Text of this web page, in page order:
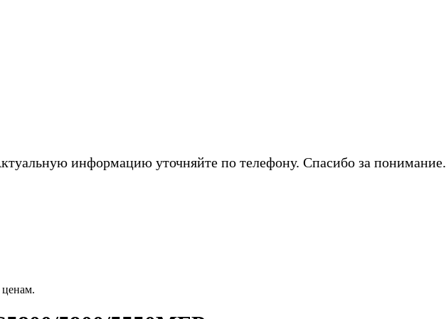
информацию уточняйте по телефону. Спасибо за понимание.